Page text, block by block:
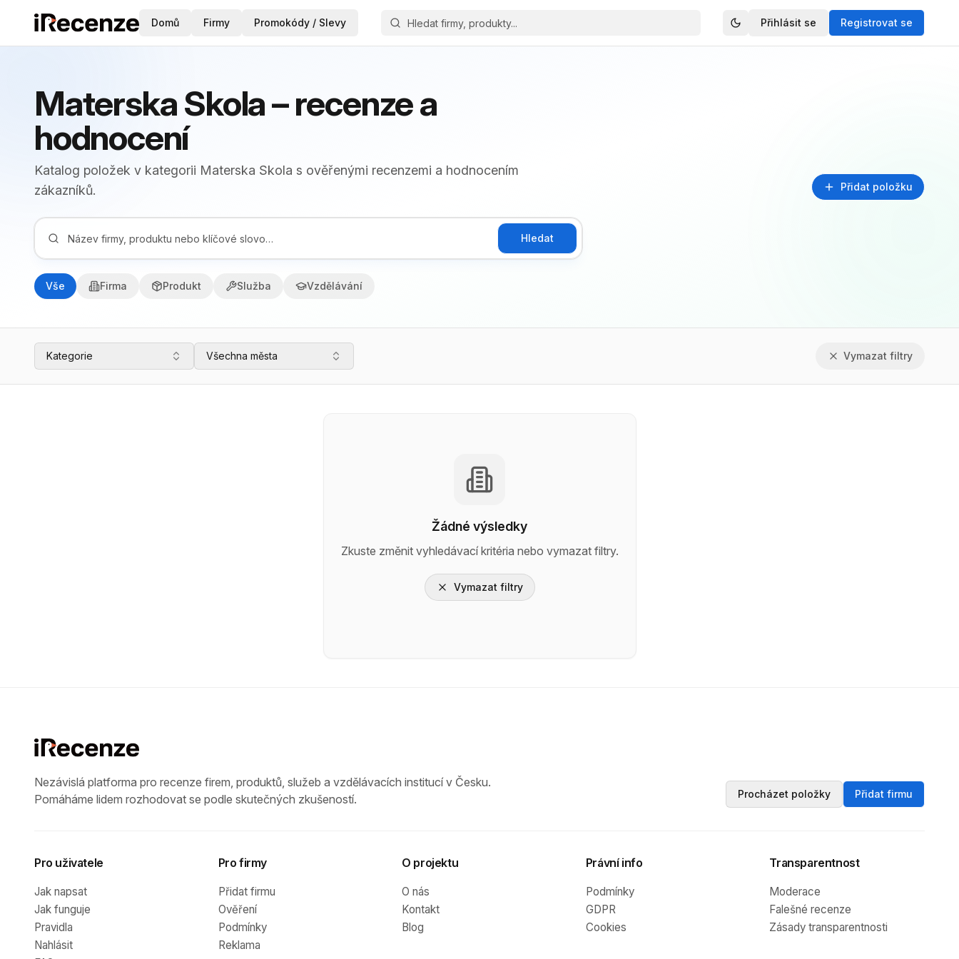
Domů Firmy Promokódy / Slevy Přihlásit se Registrovat se
Materska Skola – recenze a
hodnocení
Katalog položek v kategorii Materska Skola s ověřenými recenzemi a hodnocením
zákazníků.
Přidat položku
Hledat
Vše Firma Produkt Služba Vzdělávání
Kategorie Všechna města Vymazat filtry
Žádné výsledky
Zkuste změnit vyhledávací kritéria nebo vymazat filtry.
Vymazat filtry
Nezávislá platforma pro recenze firem, produktů, služeb a vzdělávacích institucí v Česku.
Pomáháme lidem rozhodovat se podle skutečných zkušeností.
Procházet položky Přidat firmu
Pro uživatele
Jak napsat
Jak funguje
Pravidla
Nahlásit
Pro firmy
Přidat firmu
Ověření
Podmínky
Reklama
O projektu
O nás
Kontakt
Blog
Právní info
Podmínky
GDPR
Cookies
Transparentnost
Moderace
Falešné recenze
Zásady transparentnosti